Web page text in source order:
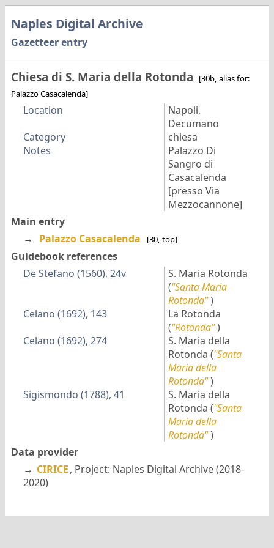
Naples Digital Archive
Gazetteer entry
Chiesa di S. Maria della Rotonda
[30b, alias for:
Palazzo Casacalenda]
Location
Napoli,
Decumano
Category
chiesa
Notes
Palazzo Di
Sangro di
Casacalenda
[presso Via
Mezzocannone]
Main entry
→
Palazzo Casacalenda [30, top]
Guidebook references
De Stefano (1560), 24v
S. Maria Rotonda
("Santa Maria
Rotonda")
Celano (1692), 143
La Rotonda
("Rotonda")
Celano (1692), 274
S. Maria della
Rotonda ("Santa
Maria della
Rotonda")
Sigismondo (1788), 41
S. Maria della
Rotonda ("Santa
Maria della
Rotonda")
Data provider
→ CIRICE, Project: Naples Digital Archive (2018-
2020)